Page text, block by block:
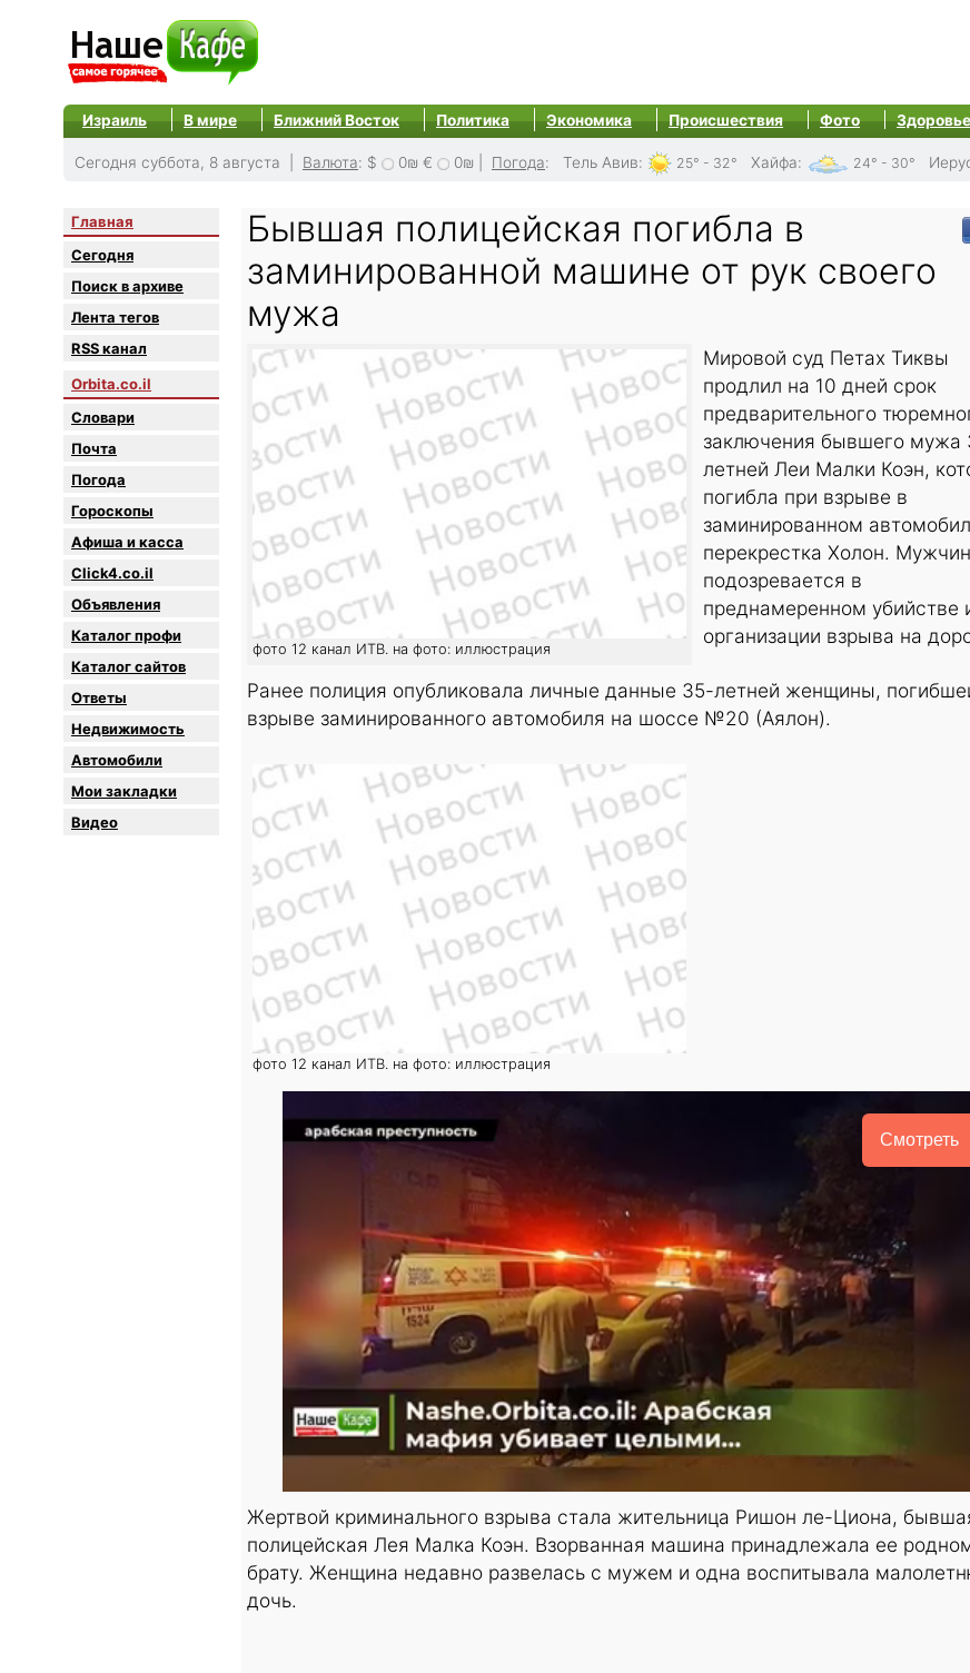
Израиль В мире Ближний Восток Политика Экономика Происшествия Фото Здоровье
Сегодня суббота, 8 августа | Валюта: $ 0₪ € 0₪ Погода: Тель Авив: 25° - 32° Хайфа: 24° - 30°
Главная
Сегодня
Поиск в архиве
Лента тегов
RSS канал
Orbita.co.il
Словари
Почта
Погода
Гороскопы
Афиша и касса
Click4.co.il
Объявления
Каталог профи
Каталог сайтов
Oтветы
Недвижимость
Автомобили
Мои закладки
Видео
Бывшая полицейская погибла в
заминированной машине от рук своего
мужа
фото 12 канал ИТВ. на фото: иллюстрация
Мировой суд Петах Тиквы
продлил на 10 дней срок
предварительного
заключения бывшего мужа
летней Леи Малки Коэн,
погибла при взрыве в
заминированном
перекрестка Холон.
подозревается в
преднамеренном убийстве
организации взрыва на
Ранее полиция опубликовала личные данные 35-летней женщины,
взрыве заминированного автомобиля на шоссе №20 (Аялон).
фото 12 канал ИТВ. на фото: иллюстрация
Смотреть
Жертвой криминального взрыва стала жительница Ришон ле-Циона,
полицейская Лея Малка Коэн. Взорванная машина принадлежала ее
брату. Женщина недавно развелась с мужем и одна воспитывала
дочь.